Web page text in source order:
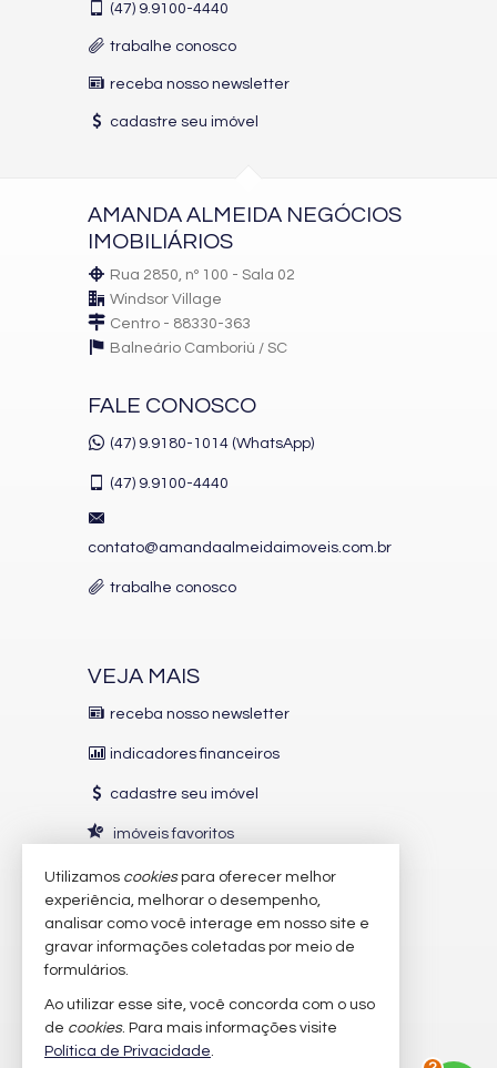
(47) 9.9100-4440
trabalhe conosco
receba nosso newsletter
cadastre seu imóvel
AMANDA ALMEIDA NEGÓCIOS
IMOBILIÁRIOS
Rua 2850, nº 100 - Sala 02
Windsor Village
Centro - 88330-363
Balneário Camboriú / SC
FALE CONOSCO
(47) 9.9180-1014 (WhatsApp)
(47) 9.9100-4440
contato@amandaalmeidaimoveis.com.br
trabalhe conosco
VEJA MAIS
receba nosso newsletter
indicadores financeiros
cadastre seu imóvel
imóveis favoritos
mapa de imóveis
INDICADORESFINANCEIROS
CUB /
Dólar Comercial
Euro
Utilizamos cookiespara oferecer melhor
experiência, melhorar o desempenho,
analisar como você interage em nosso site e
gravar informações coletadas por meio de
formulários.
Ao utilizar esse site, você concorda com o uso
de cookies. Para mais informações visite
Política de Privacidade.